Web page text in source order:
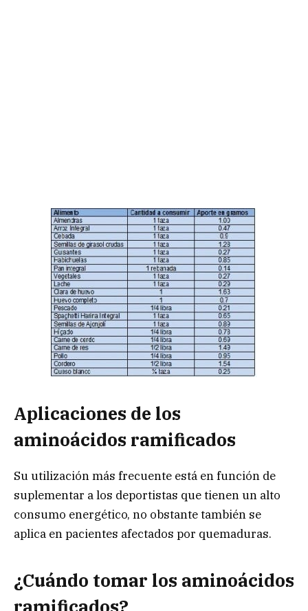
Aplicaciones de los
aminoácidos ramificados
Su utilización más frecuente está en función de
suplementar a los deportistas que tienen un alto
consumo energético, no obstante también se
aplica en pacientes afectados por quemaduras.
¿Cuándo tomar los aminoácidos
ramificados?